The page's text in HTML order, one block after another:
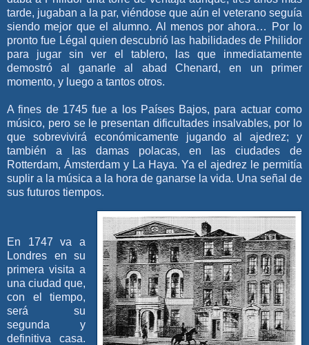
tarde, jugaban a la par, viéndose que aún el veterano seguía
siendo mejor que el alumno. Al menos por ahora… Por lo
pronto fue Légal quien descubrió las habilidades de Philidor
para jugar sin ver el tablero, las que inmediatamente
demostró al ganarle al abad Chenard, en un primer
momento, y luego a tantos otros.
A fines de 1745 fue a los Países Bajos, para actuar como
músico, pero se le presentan dificultades insalvables, por lo
que sobrevivirá económicamente jugando al ajedrez; y
también a las damas polacas, en las ciudades de
Rotterdam, Ámsterdam y La Haya. Ya el ajedrez le permitía
suplir a la música a la hora de ganarse la vida. Una señal de
sus futuros tiempos.
En 1747 va a
Londres en su
primera visita a
una ciudad que,
con el tiempo,
será su
segunda y
definitiva casa.